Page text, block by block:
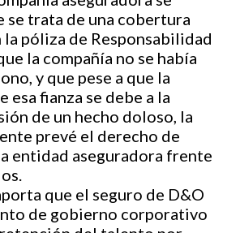
se trata de una cobertura
la póliza de Responsabilidad
la compañía no se había
y que pese a que la
esa fianza se debe a la
de un hecho doloso, la
prevé el derecho de
entidad aseguradora frente
que el seguro de D&O
de gobierno corporativo